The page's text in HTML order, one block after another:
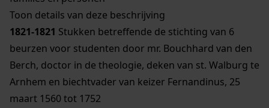
Toon details van deze beschrijving
1821-1821 Stukken betreffende de stichting van 6
beurzen voor studenten door mr. Bouchhard van den
Berch, doctor in de theologie, deken van st. Walburg te
Arnhem en biechtvader van keizer Fernandinus, 25
maart 1560 tot 1752